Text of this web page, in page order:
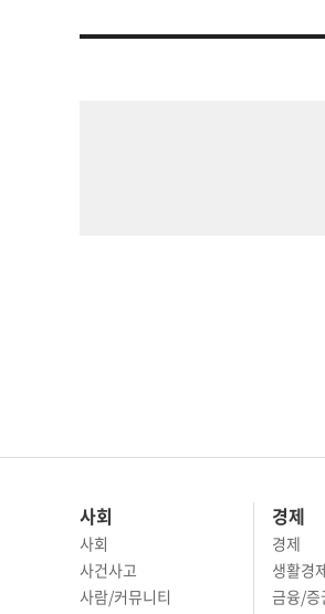
사회
사회
경제
경제